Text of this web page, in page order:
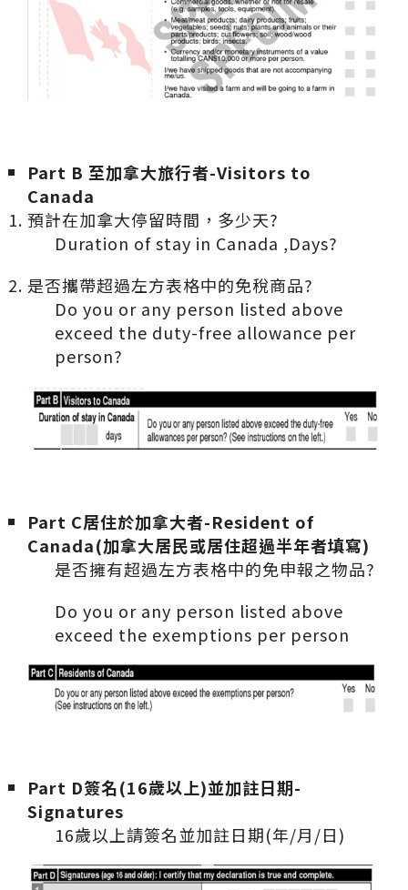
Part B 至加拿大旅行者-Visitors to
Canada
預計在加拿大停留時間，多少天?
Duration of stay in Canada ,Days?
是否攜帶超過左方表格中的免稅商品?
Do you or any person listed above
exceed the duty-free allowance per
person?
Part C居住於加拿大者-Resident of
Canada(加拿大居民或居住超過半年者填寫)
是否擁有超過左方表格中的免申報之物品?
Do you or any person listed above
exceed the exemptions per person
Part D簽名(16歲以上)並加註日期-
Signatures
16歲以上請簽名並加註日期(年/月/日)